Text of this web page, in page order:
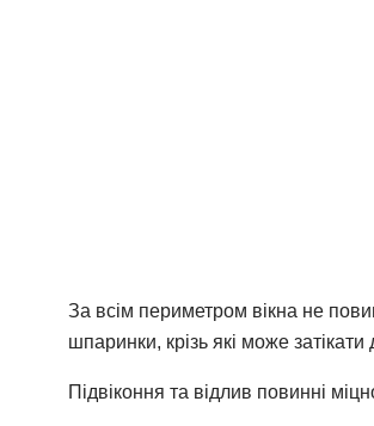
За всім периметром вікна не
шпаринки, крізь які може
Підвіконня та відлив повинні